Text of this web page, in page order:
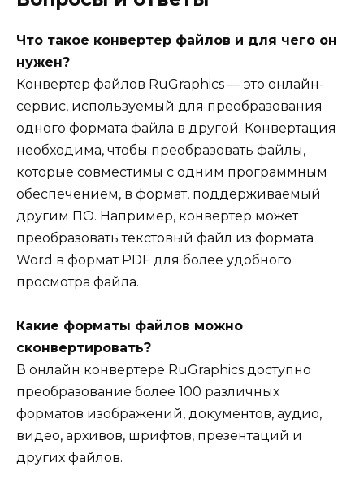
Что такое конвертер файлов и для чего он
нужен?
Конвертер файлов RuGraphics — это онлайн-
сервис, используемый для преобразования
одного формата файла в другой. Конвертация
необходима, чтобы преобразовать файлы,
которые совместимы с одним программным
обеспечением, в формат, поддерживаемый
другим ПО. Например, конвертер может
преобразовать текстовый файл из формата
Word в формат PDF для более удобного
просмотра файла.
Какие форматы файлов можно
сконвертировать?
В онлайн конвертере RuGraphics доступно
преобразование более 100 различных
форматов изображений, документов, аудио,
видео, архивов, шрифтов, презентаций и
других файлов.